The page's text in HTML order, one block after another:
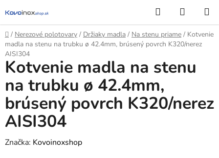
na
obsah
Hľadať
KOŠÍK
Domov
/ Nerezové polotovary / Držiaky madla / Na stenu priame / Kotvenie
madla na stenu na trubku ø 42.4mm, brúsený povrch K320/nerez
AISI304
Kotvenie madla na stenu
na trubku ø 42.4mm,
brúsený povrch K320/nerez
AISI304
Značka: Kovoinoxshop